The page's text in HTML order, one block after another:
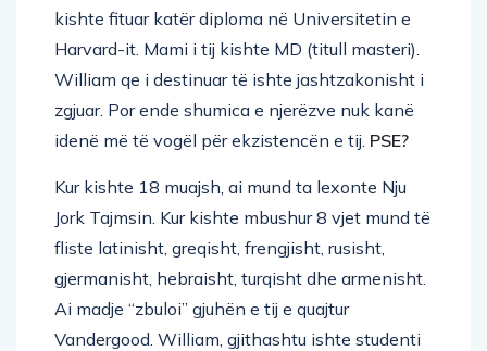
kishte fituar katër diploma në Universitetin e
Harvard-it. Mami i tij kishte MD (titull masteri).
William qe i destinuar të ishte jashtzakonisht i
zgjuar. Por ende shumica e njerëzve nuk kanë
idenë më të vogël për ekzistencën e tij. PSE?
Kur kishte 18 muajsh, ai mund ta lexonte Nju
Jork Tajmsin. Kur kishte mbushur 8 vjet mund të
fliste latinisht, greqisht, frengjisht, rusisht,
gjermanisht, hebraisht, turqisht dhe armenisht.
Ai madje “zbuloi” gjuhën e tij e quajtur
Vandergood. William, gjithashtu ishte studenti